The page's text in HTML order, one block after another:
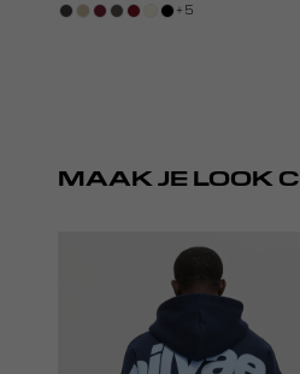
choco
lichtzand
bordeaux
bos,rood,
wit,zwart
+5
MAAK JE LOOK